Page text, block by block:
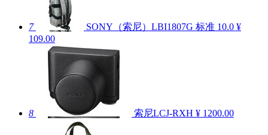
7 SONY（索尼）LBI1807G 标准 10.0 ¥
109.00
8 索尼LCJ-RXH ¥ 1200.00